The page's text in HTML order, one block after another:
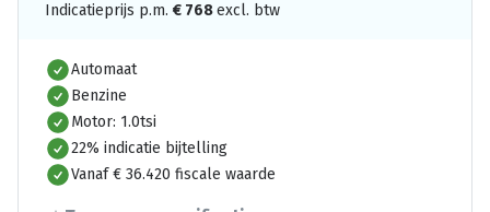
Indicatieprijs p.m. € 768excl. btw
Automaat
Benzine
Motor: 1.0tsi
22% indicatie bijtelling
Vanaf € 36.420 fiscale waarde